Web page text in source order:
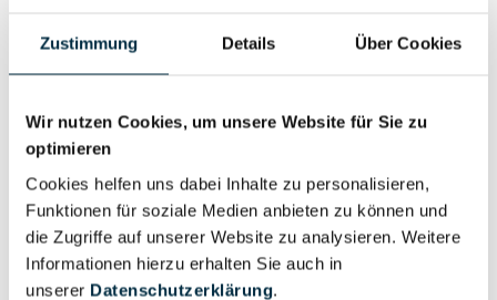
Zustimmung Details Über Cookies
Wir nutzen Cookies, um unsere Website für Sie zu
optimieren
Cookies helfen uns dabei Inhalte zu personalisieren,
Funktionen für soziale Medien anbieten zu können und
die Zugriffe auf unserer Website zu analysieren. Weitere
Informationen hierzu erhalten Sie auch in
unserer Datenschutzerklärung.
Prokurist (1)
Wirtschaftlich
Berechtigter
Unternehmensprofil
anfragen